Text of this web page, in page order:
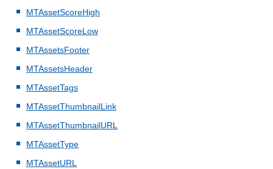
MTAssetScoreHigh
MTAssetScoreLow
MTAssetsFooter
MTAssetsHeader
MTAssetTags
MTAssetThumbnailLink
MTAssetThumbnailURL
MTAssetType
MTAssetURL